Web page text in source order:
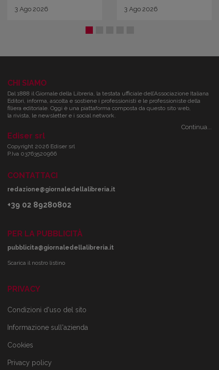
3 Ago 2026 3 Ago 2026
CHI SIAMO
Dal 1888 il Giornale della Libreria, la testata ufficiale dell’Associazione Italiana
Editori, informa, ascolta e sostiene i professionisti e le professioniste della
filiera editoriale. Oggi è una piattaforma composta da questo sito web,
la rivista, le newsletter e i social network.
Continua...
Ediser srl
Copyright 2026 Ediser srl
P.Iva 03763520966
CONTATTACI
redazione@giornaledellalibreria.it
+39 02 89280802
PER LA PUBBLICITÀ
pubblicita@giornaledellalibreria.it
Scarica il nostro listino
PRIVACY
Condizioni d'uso del sito
Informazione sull'azienda
Cookies
Privacy policy